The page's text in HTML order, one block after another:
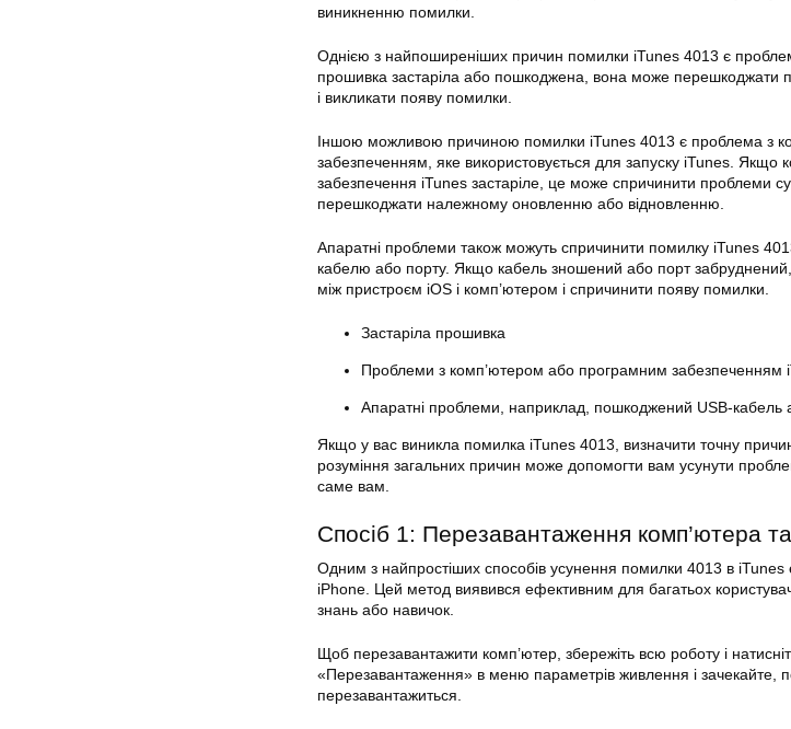
виникненню помилки.
Однією з найпоширеніших причин помилки iTunes 4013 є
прошивка застаріла або пошкоджена, вона може перешкоджати
і викликати появу помилки.
Іншою можливою причиною помилки iTunes 4013 є проблема з
забезпеченням, яке використовується для запуску iTunes. Якщо
забезпечення iTunes застаріле, це може спричинити проблеми
перешкоджати належному оновленню або відновленню.
Апаратні проблеми також можуть спричинити помилку iTunes
кабелю або порту. Якщо кабель зношений або порт
між пристроєм iOS і комп’ютером і спричинити появу помилки.
Застаріла прошивка
Проблеми з комп’ютером або програмним забезпеченням
Апаратні проблеми, наприклад, пошкоджений USB-кабель
Якщо у вас виникла помилка iTunes 4013, визначити точну
розуміння загальних причин може допомогти вам усунути
саме вам.
Спосіб 1: Перезавантаження комп’ютера
Одним з найпростіших способів усунення помилки 4013 в
iPhone. Цей метод виявився ефективним для багатьох
знань або навичок.
Щоб перезавантажити комп’ютер, збережіть всю роботу і
«Перезавантаження» в меню параметрів живлення і зачекайте,
перезавантажиться.